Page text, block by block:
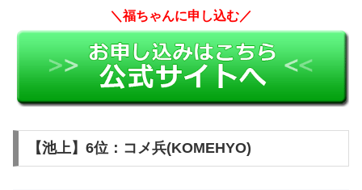
＼福ちゃんに申し込む／
【池上】6位：コメ兵(KOMEHYO)